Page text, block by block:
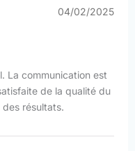
04/02/2025
La communication est
de la qualité du
résultats.